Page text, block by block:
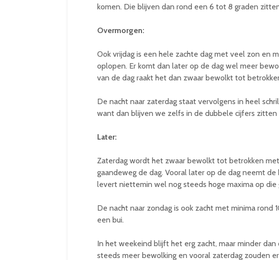
komen. Die blijven dan rond een 6 tot 8 graden
Overmorgen:
Ook vrijdag is een hele zachte dag met veel zon en
oplopen. Er komt dan later op de dag wel meer
van de dag raakt het dan zwaar bewolkt tot
De nacht naar zaterdag staat vervolgens in heel
want dan blijven we zelfs in de dubbele cijfers
Later:
Zaterdag wordt het zwaar bewolkt tot betrokken
gaandeweg de dag. Vooral later op de dag neemt
levert niettemin wel nog steeds hoge maxima op die
De nacht naar zondag is ook zacht met minima rond
een bui.
In het weekeind blijft het erg zacht, maar minder dan
steeds meer bewolking en vooral zaterdag zouden